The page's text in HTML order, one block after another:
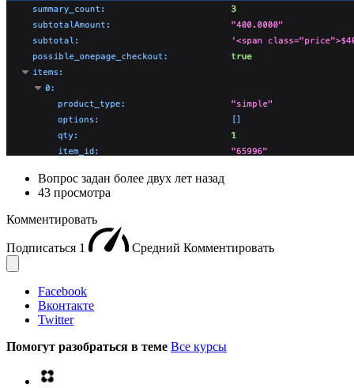
Вопрос задан более двух лет назад
43 просмотра
Комментировать
Подписаться 1 Средний Комментировать
Facebook
Вконтакте
Twitter
Помогут разобраться в теме Все курсы